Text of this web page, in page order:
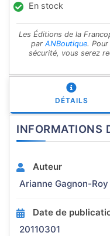
En stock
Les Éditions de la
par ANBoutique.
sécurité, vous serez
DÉTAILS
INFORMATIONS
Auteur
Arianne Gagnon-Roy
Date de
20110301